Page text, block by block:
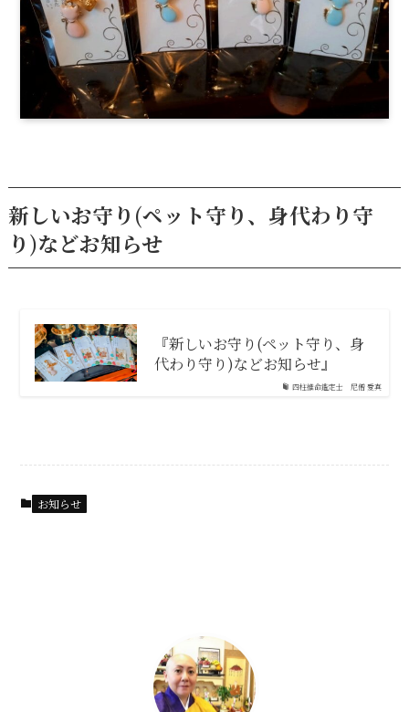
新しいお守り(ペット守り、身代わり守
り)などお知らせ
四柱推命鑑定士 尼僧 愛真
『新しいお守り(ペット守り、身
代わり守り)などお知らせ』
お知らせ